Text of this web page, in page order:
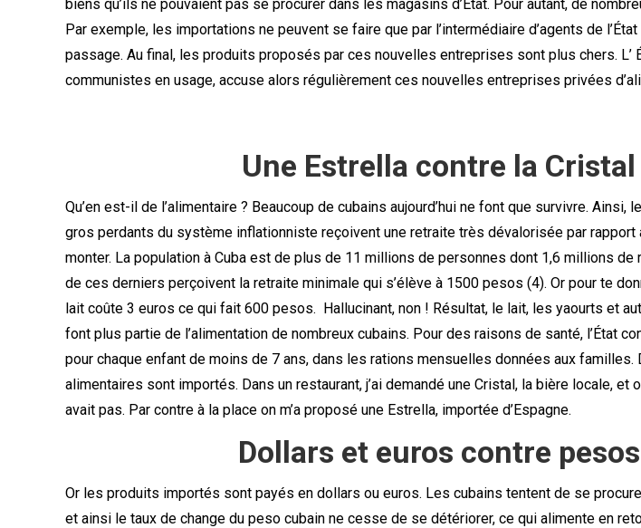
biens qu’ils ne pouvaient pas se procurer dans les magasins d’État. Pour autant, de
Par exemple, les importations ne peuvent se faire que par l’intermédiaire d’agents de l’État
passage. Au final, les produits proposés par ces nouvelles entreprises sont plus chers. L’
communistes en usage, accuse alors régulièrement ces nouvelles entreprises privées
Une Estrella contre la Cristal
Qu’en est-il de l’alimentaire ? Beaucoup de cubains aujourd’hui ne font que survivre. Ainsi,
gros perdants du système inflationniste reçoivent une retraite très dévalorisée par rapport
monter. La population à Cuba est de plus de 11 millions de personnes dont 1,6 millions
de ces derniers perçoivent la retraite minimale qui s’élève à 1500 pesos (4). Or pour te
lait coûte 3 euros ce qui fait 600 pesos. Hallucinant, non ! Résultat, le lait, les yaourts et
font plus partie de l’alimentation de nombreux cubains. Pour des raisons de santé, l’État
pour chaque enfant de moins de 7 ans, dans les rations mensuelles données aux familles.
alimentaires sont importés. Dans un restaurant, j’ai demandé une Cristal, la bière locale, et
avait pas. Par contre à la place on m’a proposé une Estrella, importée d’Espagne.
Dollars et euros contre pesos
Or les produits importés sont payés en dollars ou euros. Les cubains tentent de se
et ainsi le taux de change du peso cubain ne cesse de se détériorer, ce qui alimente en